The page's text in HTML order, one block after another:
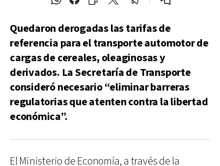
Quedaron derogadas las tarifas de
referencia para el transporte automotor de
cargas de cereales, oleaginosas y
derivados. La Secretaría de Transporte
consideró necesario “eliminar barreras
regulatorias que atenten contra la libertad
económica”.
El Ministerio de Economía, a través de la